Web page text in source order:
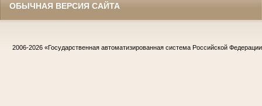
ОБЫЧНАЯ ВЕРСИЯ САЙТА
2006-2026 «Государственная автоматизированная система Российской